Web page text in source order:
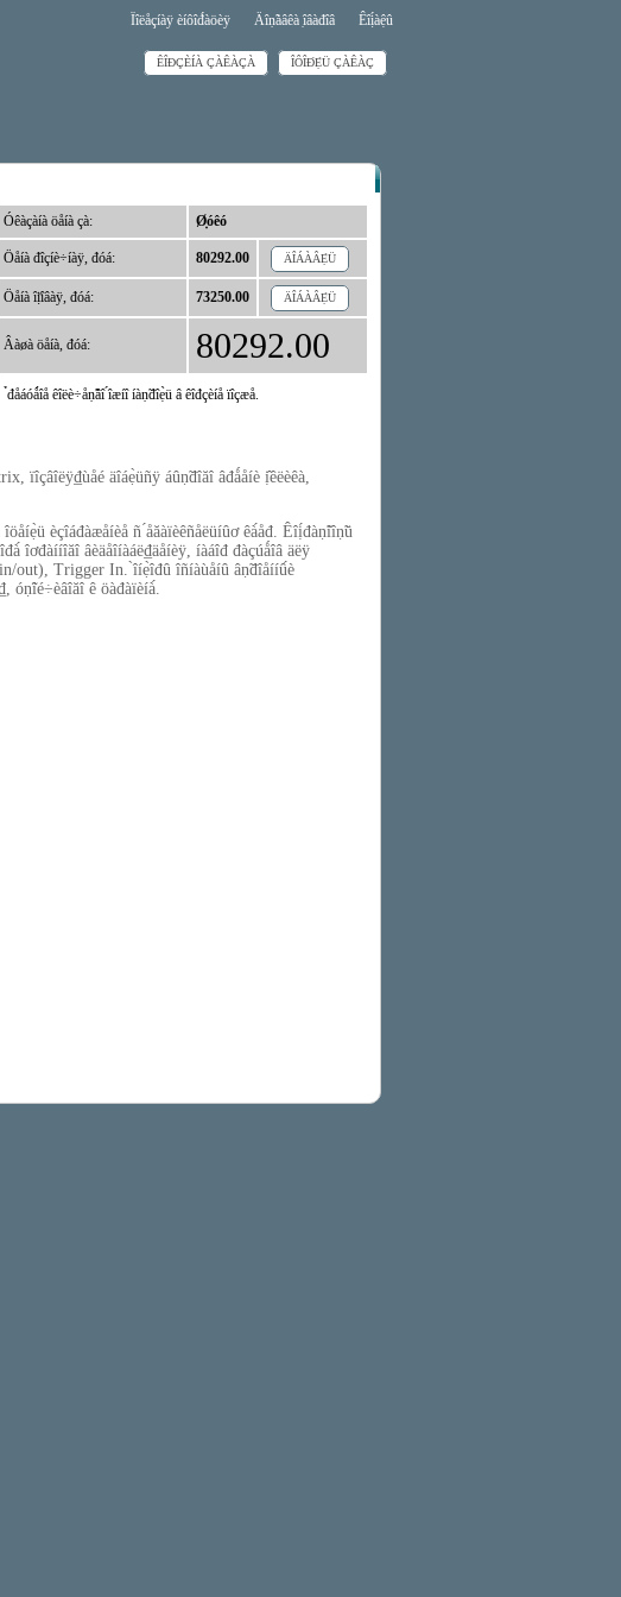
Ïîëåçíàÿ èíôîđ́àöèÿ Äîṇ̃àâêà ̣îâàđîâ Êîị́àệû
ÊÎĐÇÈÍÀ ÇÀÊÀÇÀ ÎÔÎĐ́Ẹ̀Ü ÇÀÊÀÇ
Óêàçàíà öåíà çà: Ø̣óêó
Öåíà đîçíè÷íàÿ, đóá: 80292.00 ÄÎÁÀÂẸ̀Ü
Öåíà îị̈îâàÿ, đóá: 73250.00 ÄÎÁÀÂẸ̀Ü
Âàøà öåíà, đóá: 80292.00
̉đåáóǻîå êîëè÷åṇ̃âî ́îæíî íàṇ̃đîẹ̀ü â êîđçèíå ïîçæå.
ïîçâîëÿ₫ùåé äîáẹ̀üñÿ áûṇ̃đîăî âđǻåíè ị̂êëèêà,
èçîáđàæåíèå ñ ́åăàïèêñåëüíûơ êà́åđ. Êîị́đàṇ̃íîṇ̃ü
îơđàííîăî âèäåîíàáë₫äåíèÿ, íàáîđ đàçúǻîâ äëÿ
out), Trigger In. ̀îíẹ̀îđû îñíàùåíû âṇ̃đîåííû́è
óṇ̃îé÷èâîăî ê öàđàïèíà́.